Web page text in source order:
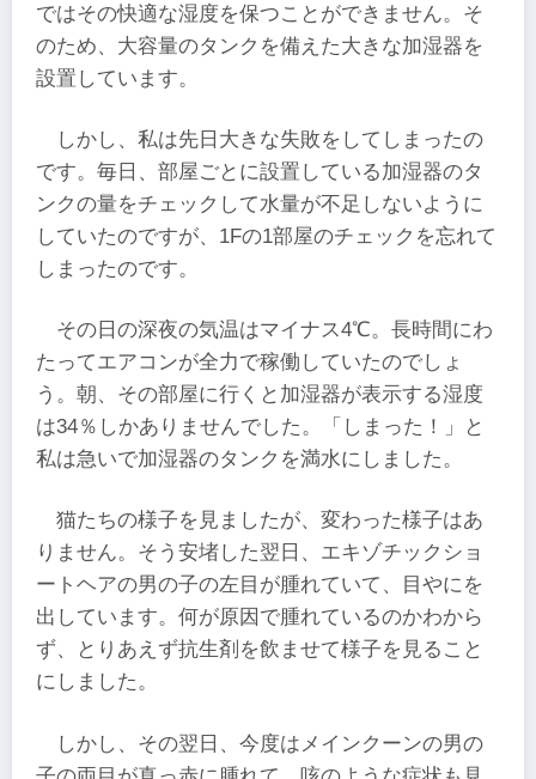
ではその快適な湿度を保つことができません。そ
のため、大容量のタンクを備えた大きな加湿器を
設置しています。
しかし、私は先日大きな失敗をしてしまったの
です。毎日、部屋ごとに設置している加湿器のタ
ンクの量をチェックして水量が不足しないように
していたのですが、1Fの1部屋のチェックを忘れて
しまったのです。
その日の深夜の気温はマイナス4℃。長時間にわ
たってエアコンが全力で稼働していたのでしょ
う。朝、その部屋に行くと加湿器が表示する湿度
は34％しかありませんでした。「しまった！」と
私は急いで加湿器のタンクを満水にしました。
猫たちの様子を見ましたが、変わった様子はあ
りません。そう安堵した翌日、エキゾチックショ
ートヘアの男の子の左目が腫れていて、目やにを
出しています。何が原因で腫れているのかわから
ず、とりあえず抗生剤を飲ませて様子を見ること
にしました。
しかし、その翌日、今度はメインクーンの男の